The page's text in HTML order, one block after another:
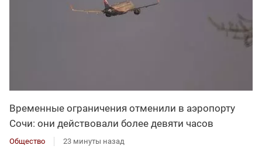
Временные ограничения отменили в аэропорту
Сочи: они действовали более девяти часов
Общество 23 минуты назад